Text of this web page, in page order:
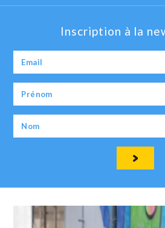
Inscription à la